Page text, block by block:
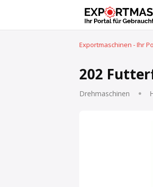
Exportmaschinen - Ihr
202
Drehmaschinen